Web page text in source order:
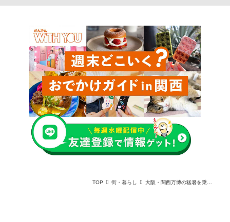
TOP 街・暮らし 大阪・関西万博の猛暑を乗り切る！熱中症対策&ひんやりスポットガイド